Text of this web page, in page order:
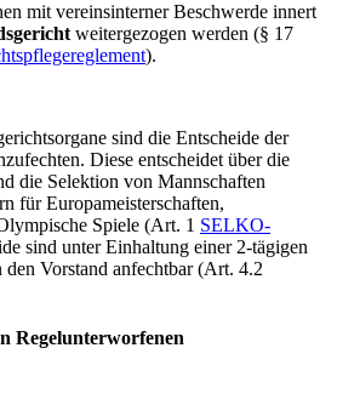
mit vereinsinterner Beschwerde innert
weitergezogen werden (§ 17
).
sind die Entscheide der
Diese entscheidet über die
die Selektion von Mannschaften
für Europameisterschaften,
Spiele (Art. 1 SELKO-
sind unter Einhaltung einer 2-tägigen
Vorstand anfechtbar (Art. 4.2
Regelunterworfenen